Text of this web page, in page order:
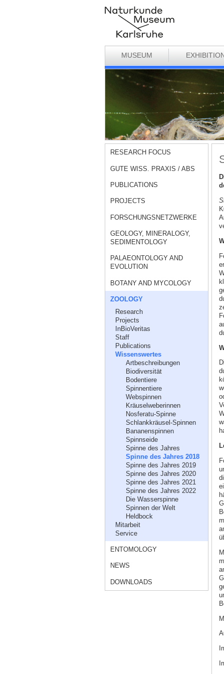
MUSEUM
RESEARCH FOCUS
GUTE WISS. PRAXIS / ABS
PUBLICATIONS
PROJECTS
FORSCHUNGSNETZWERKE
GEOLOGY, MINERALOGY,
SEDIMENTOLOGY
PALAEONTOLOGY AND
EVOLUTION
BOTANY AND MYCOLOGY
ZOOLOGY
Research
Projects
InBioVeritas
Staff
Publications
Wissenswertes
Artbeschreibungen
Biodiversität
Bodentiere
Spinnentiere
Webspinnen
Kräuselweberinnen
Nosferatu-Spinne
Schlankkräusel-Spinnen
Bananenspinnen
Spinnseide
Spinne des Jahres
Spinne des Jahres 2018
Spinne des Jahres 2019
Spinne des Jahres 2020
Spinne des Jahres 2021
Spinne des Jahres 2022
Die Wasserspinne
Spinnen der Welt
Heldbock
Mitarbeit
Service
ENTOMOLOGY
NEWS
DOWNLOADS